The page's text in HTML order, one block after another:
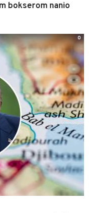
bokserom nanio
0